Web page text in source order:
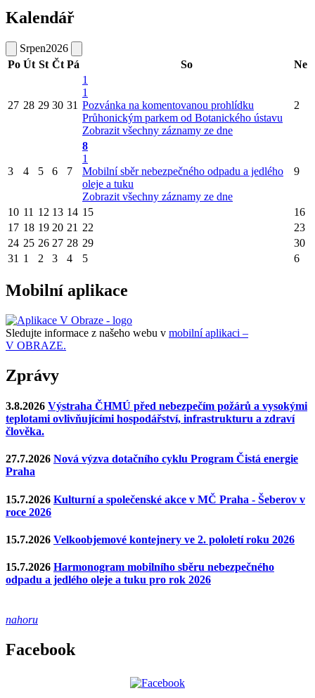
Kalendář
Srpen2026
Po Út St Čt Pá So Ne
27 28 29 30 31
1
1
Pozvánka na komentovanou prohlídku
Průhonickým parkem od Botanického ústavu
Zobrazit všechny záznamy ze dne
2
3 4 5 6 7
8
1
Mobilní sběr nebezpečného odpadu a jedlého
oleje a tuku
Zobrazit všechny záznamy ze dne
9
10 11 12 13 14 15
16
17 18 19 20 21 22
23
24 25 26 27 28 29
30
31 1 2 3 4 5 6
Mobilní aplikace
Sledujte informace z našeho webu v mobilní aplikaci –
V OBRAZE.
Zprávy
3.8.2026 Výstraha ČHMÚ před nebezpečím požárů a vysokými
teplotami ovlivňujícími hospodářství, infrastrukturu a zdraví
člověka.
27.7.2026 Nová výzva dotačního cyklu Program Čistá energie
Praha
15.7.2026 Kulturní a společenské akce v MČ Praha - Šeberov v
roce 2026
15.7.2026 Velkoobjemové kontejnery ve 2. pololetí roku 2026
15.7.2026 Harmonogram mobilního sběru nebezpečného
odpadu a jedlého oleje a tuku pro rok 2026
nahoru
Facebook